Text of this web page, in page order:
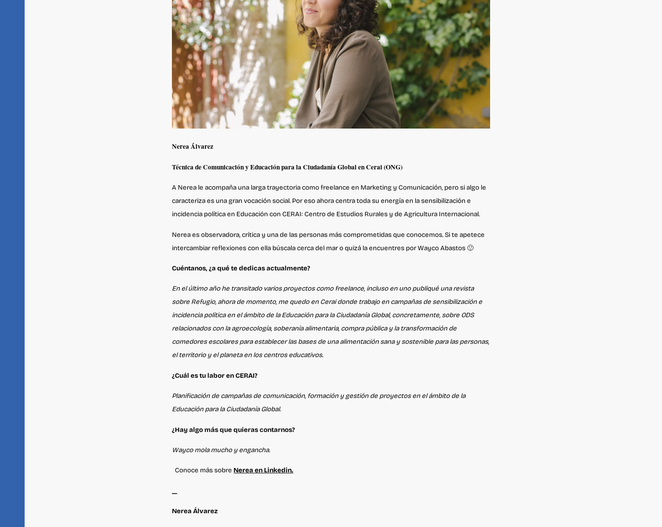
Nerea Álvarez
Técnica de Comunicación y Educación para la Ciudadanía Global en Cerai (ONG)
A Nerea le acompaña una larga trayectoria como freelance en Marketing y Comunicación, pero si algo le
caracteriza es una gran vocación social. Por eso ahora centra toda su energía en la sensibilización e
incidencia política en Educación con CERAI: Centro de Estudios Rurales y de Agricultura Internacional.
Nerea es observadora, crítica y una de las personas más comprometidas que conocemos.Si te apetece
intercambiar reflexiones con ella búscala cerca del mar o quizá la encuentres por Wayco Abastos 🙂
Cuéntanos, ¿a qué te dedicas actualmente?
En el último año he transitado varios proyectos como freelance, incluso en uno publiqué una revista
sobre Refugio, ahora de momento, me quedo en Cerai donde trabajo en campañas de sensibilización e
incidencia política en el ámbito de la Educación para la Ciudadanía Global, concretamente, sobre ODS
relacionados con la agroecología, soberanía alimentaria, compra pública y la transformación de
comedores escolares para establecer las bases de una alimentación sana y sostenible para las personas,
el territorio y el planeta en los centros educativos.
¿Cuál es tu labor en CERAI?
Planificación de campañas de comunicación, formación y gestión de proyectos en el ámbito de la
Educación para la Ciudadanía Global.
¿Hay algo más que quieras contarnos?
Wayco mola mucho y engancha.
Conoce más sobre Nerea en Linkedin.
Nerea Álvarez